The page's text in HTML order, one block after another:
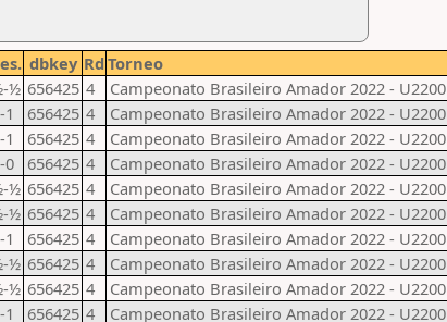
dbkey Rd Torneo
½ 656425 4 Campeonato Brasileiro Amador 2022 - U2200
1 656425 4 Campeonato Brasileiro Amador 2022 - U2200
1 656425 4 Campeonato Brasileiro Amador 2022 - U2200
0 656425 4 Campeonato Brasileiro Amador 2022 - U2200
½ 656425 4 Campeonato Brasileiro Amador 2022 - U2200
½ 656425 4 Campeonato Brasileiro Amador 2022 - U2200
1 656425 4 Campeonato Brasileiro Amador 2022 - U2200
½ 656425 4 Campeonato Brasileiro Amador 2022 - U2200
½ 656425 4 Campeonato Brasileiro Amador 2022 - U2200
1 656425 4 Campeonato Brasileiro Amador 2022 - U2200